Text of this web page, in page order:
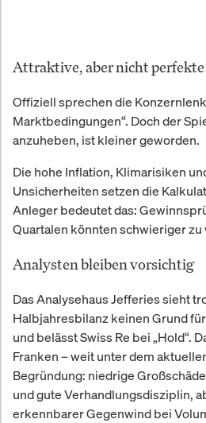
Attraktive, aber nicht
Offiziell sprechen die
Marktbedingungen“. Doch der
anzuheben, ist kleiner geworden.
Die hohe Inflation, Klimarisiken
Unsicherheiten setzen die
Anleger bedeutet das:
Quartalen könnten schwieriger
Analysten bleiben vorsichtig
Das Analysehaus Jefferies sieht
Halbjahresbilanz keinen Grund
und belässt Swiss Re bei „Hold“.
Franken – weit unter dem
Begründung: niedrige
und gute Verhandlungsdisziplin,
erkennbarer Gegenwind bei